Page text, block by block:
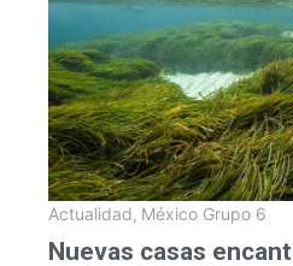
Actualidad, México Grupo 6
Nuevas casas